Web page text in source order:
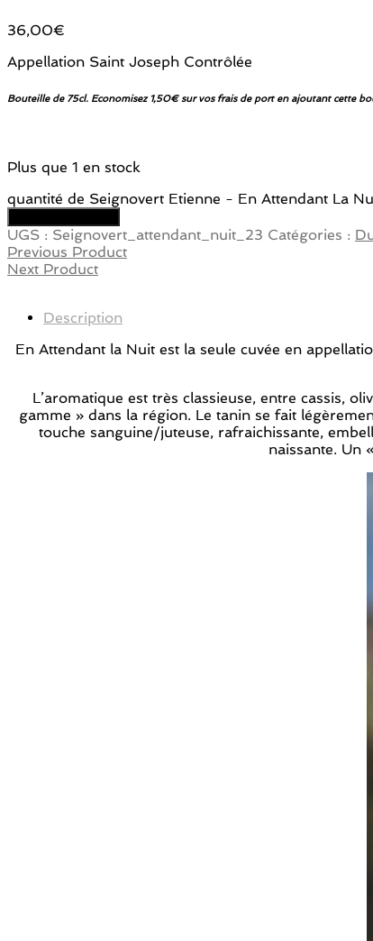
36,00€
Appellation Saint Joseph Contrôlée
Bouteille de 75cl. Economisez 1,50€ sur vos frais de port en ajoutant cette
Plus que 1 en stock
quantité de Seignovert Etienne - En Attendant La
UGS : Seignovert_attendant_nuit_23 Catégories :
Previous Product
Next Product
Description
En Attendant la Nuit est la seule cuvée en
L’aromatique est très classieuse, entre cassis,
gamme » dans la région. Le tanin se fait
touche sanguine/juteuse, rafraichissante,
naissante. Un